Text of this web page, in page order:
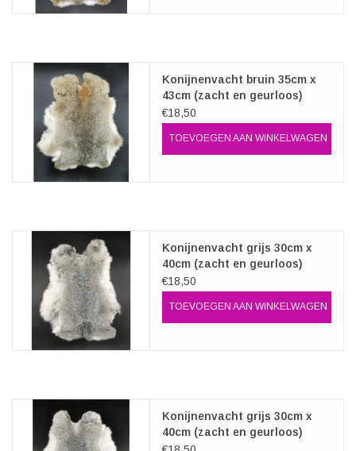
Konijnenvacht bruin 35cm x
43cm (zacht en geurloos)
€18,50
TOEVOEGEN AAN WINKELWAGEN
Konijnenvacht grijs 30cm x
40cm (zacht en geurloos)
€18,50
TOEVOEGEN AAN WINKELWAGEN
Konijnenvacht grijs 30cm x
40cm (zacht en geurloos)